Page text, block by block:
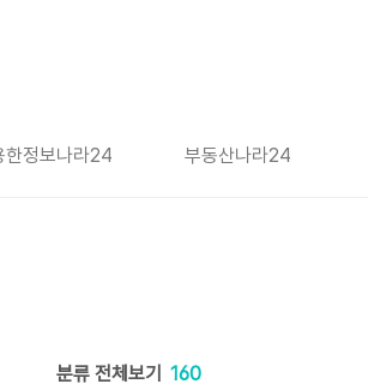
한정보나라24 부동산나라24
분류 전체보기 160